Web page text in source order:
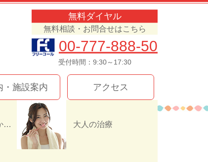
無料ダイヤル
無料相談・お問合せはこちら
00-777-888-50
受付時間：9:30～17:30
インプラント治療か入れ歯（義歯）どっちを選ぶ！？ 大人の治療
・施設案内 アクセス